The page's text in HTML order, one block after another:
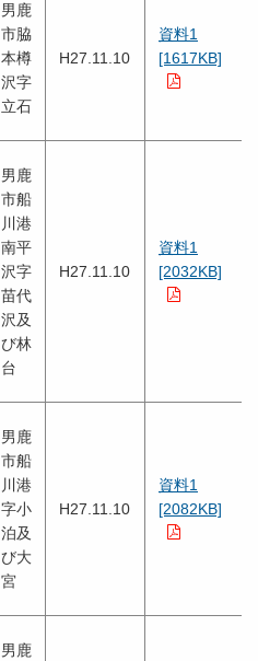
男鹿
市脇
本樽
沢字
立石
H27.11.10
資料1
[1617KB]
男鹿
市船
川港
南平
沢字
苗代
沢及
び林
台
H27.11.10
資料1
[2032KB]
男鹿
市船
川港
字小
泊及
び大
宮
H27.11.10
資料1
[2082KB]
男鹿